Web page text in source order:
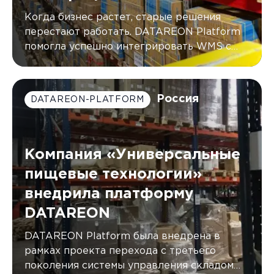
Когда бизнес растет, старые решения
перестают работать. DATAREON Platform
помогла успешно интегрировать WMS с
двумя КИС компании G.Lauf, автоматически
реального времени.
DATAREON-PLATFORM Россия
Компания «Универсальные
пищевые технологии»
внедрила платформу
DATAREON
DATAREON Platform была внедрена в
рамках проекта перехода с третьего
поколения системы управления складом